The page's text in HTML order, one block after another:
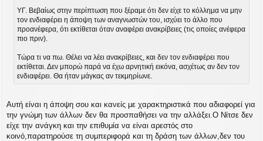
ΥΓ. Βεβαίως στην περίπτωση που ξέραμε ότι δεν είχε το κόλλημα να μην
τον ενδιαφέρει η άποψη των αναγνωστών του, ισχύει το άλλο που
προανέφερα, ότι εκτίθεται όταν αναφέρει ανακρίβειες (τις οποίες ανέφερα
πιο πριν).
Τώρα τι να πω. Θέλει να λέει ανακρίβειες, και δεν τον ενδιαφέρει που
εκτίθεται. Δεν μπορώ παρά να έχω αρνητική εικόνα, ασχέτως αν δεν τον
ενδιαφέρει. Θα ήταν μάγκας αν τεκμηρίωνε.
Αυτή είναι η άποψη σου και κανείς με χαρακτηριστικά που αδιαφορεί για
την γνώμη των άλλων δεν θα προσπαθήσει να την αλλάξει.Ο Νίτσε δεν
είχε την ανάγκη και την επιθυμία να είναι αρεστός στο
κοινό,παρατηρούσε τη συμπεριφορά και τη δράση των άλλων,δεν του